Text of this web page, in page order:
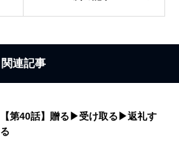
関連記事
【第40話】贈る▶受け取る▶返礼す
る